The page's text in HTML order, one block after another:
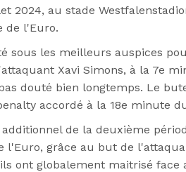
2024, au stade
de l'Euro.
sous les meilleurs auspices
Xavi Simons, à la 7e
douté bien longtemps. Le
accordé à la 18e minute
de la deuxième
grâce au but de
ont globalement maitrisé face